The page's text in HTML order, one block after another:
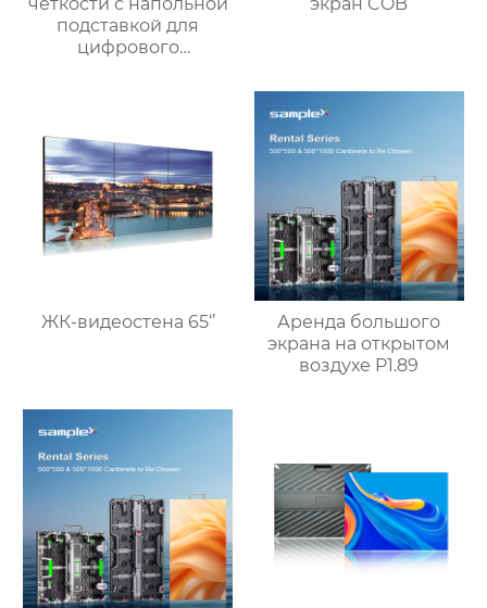
подставкой для
цифрового
ЖК-видеостена 65‘’
Аренда большого
экрана на открытом
воздухе P1.89